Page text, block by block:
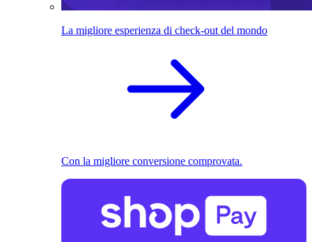
La migliore esperienza di check-out del mondo
Con la migliore conversione comprovata.